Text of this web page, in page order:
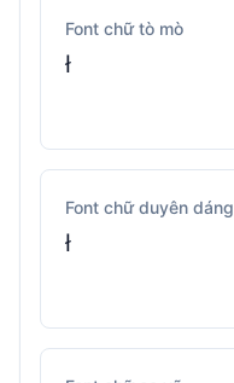
Font chữ tò mò
ł
Font chữ duyên dáng
ł